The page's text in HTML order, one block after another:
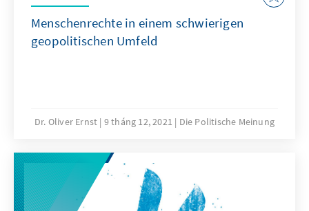
Menschenrechte in einem schwierigen
geopolitischen Umfeld
Dr. Oliver Ernst 9 tháng 12, 2021 Die Politische Meinung